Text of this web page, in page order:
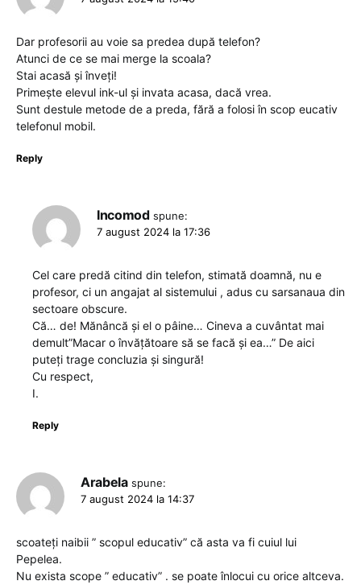
Dar profesorii au voie sa predea după telefon?
Atunci de ce se mai merge la scoala?
Stai acasă și înveți!
Primește elevul ink-ul și invata acasa, dacă vrea.
Sunt destule metode de a preda, fără a folosi în scop eucativ
telefonul mobil.
Reply
Incomod spune:
7 august 2024 la 17:36
Cel care predă citind din telefon, stimată doamnă, nu e
profesor, ci un angajat al sistemului , adus cu sarsanaua din
sectoare obscure.
Că… de! Mănâncă și el o pâine… Cineva a cuvântat mai
demult”Macar o învățătoare să se facă și ea…” De aici
puteți trage concluzia și singură!
Cu respect,
I.
Reply
Arabela spune:
7 august 2024 la 14:37
scoateți naibii ” scopul educativ” că asta va fi cuiul lui
Pepelea.
Nu exista scope ” educativ” . se poate înlocui cu orice altceva.